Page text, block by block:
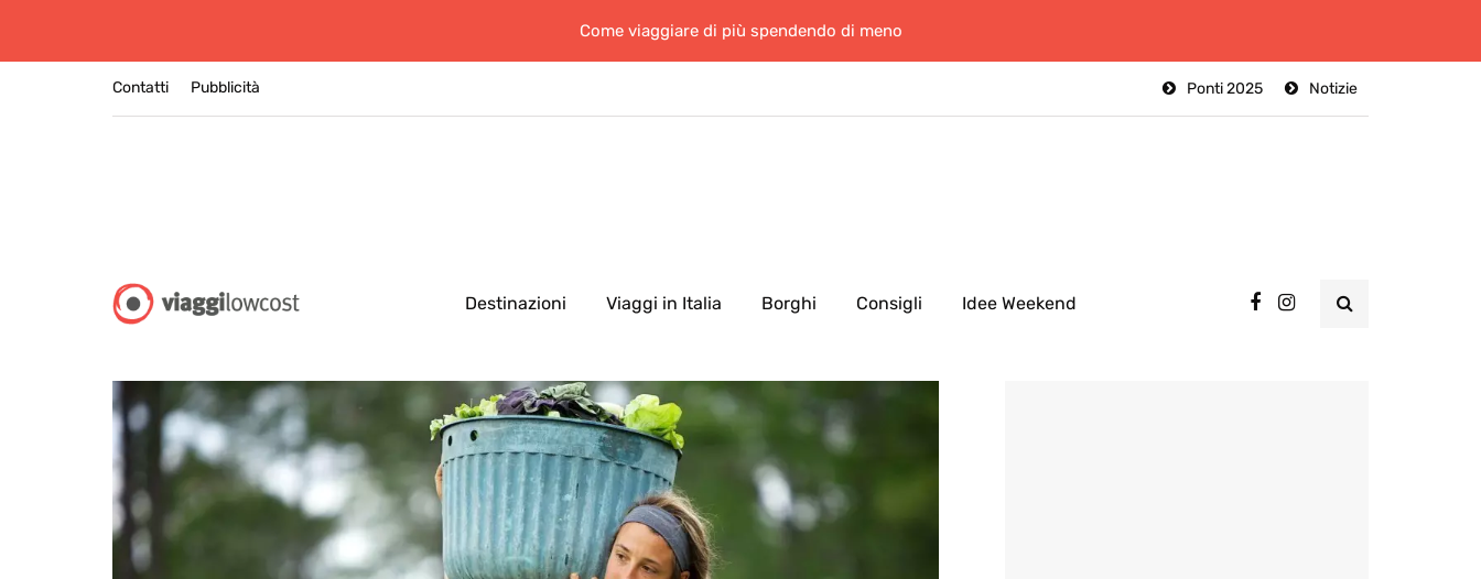
Come viaggiare di più spendendo di meno
Contatti Notizie
Ponti 2025
Pubblicità
Destinazioni Viaggi in Italia Borghi Consigli Idee Weekend